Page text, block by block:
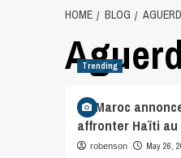
HOME BLOG AGUERD
Trending
Le Maroc
affronter Haïti au
robenson May 26,